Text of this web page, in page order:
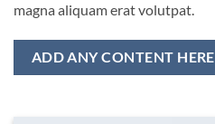
magna aliquam erat volutpat.
ADD ANY CONTENT HERE